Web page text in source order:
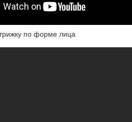
по форме лица